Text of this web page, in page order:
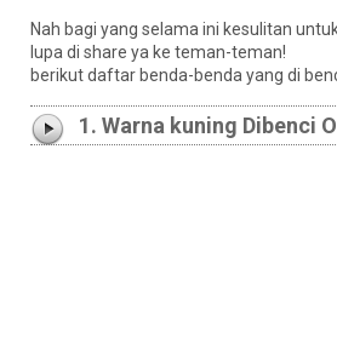
Nah bagi yang selama ini kesulitan
lupa di share ya ke teman-teman!
berikut daftar benda-benda yang di
1. Warna kuning Dibenci